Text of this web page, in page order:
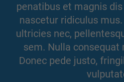
penatibus et magnis
nascetur ridiculus
ultricies nec,
sem. Nulla consequat
Donec pede justo,